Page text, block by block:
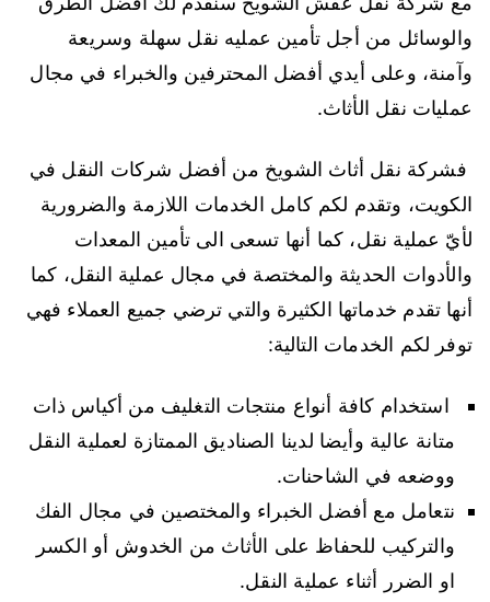
والوسائل من أجل تأمين عمليه نقل سهلة وسريعة
وآمنة، وعلى أيدي أفضل المحترفين والخبراء في مجال
عمليات نقل الأثاث.
فشركة نقل أثاث الشويخ من أفضل شركات النقل في
الكويت، وتقدم لكم كامل الخدمات اللازمة والضرورية
لأيّ عملية نقل، كما أنها تسعى الى تأمين المعدات
والأدوات الحديثة والمختصة في مجال عملية النقل، كما
أنها تقدم خدماتها الكثيرة والتي ترضي جميع العملاء فهي
توفر لكم الخدمات التالية:
استخدام كافة أنواع منتجات التغليف من أكياس ذات
متانة عالية وأيضا لدينا الصناديق الممتازة لعملية النقل
ووضعه في الشاحنات.
نتعامل مع أفضل الخبراء والمختصين في مجال الفك
والتركيب للحفاظ على الأثاث من الخدوش أو الكسر
او الضرر أثناء عملية النقل.